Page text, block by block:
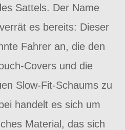
Sattels. Der Name
es bereits: Dieser
Fahrer an, die den
Covers und die
Slow-Fit-Schaums zu
handelt es sich um
Material, das sich